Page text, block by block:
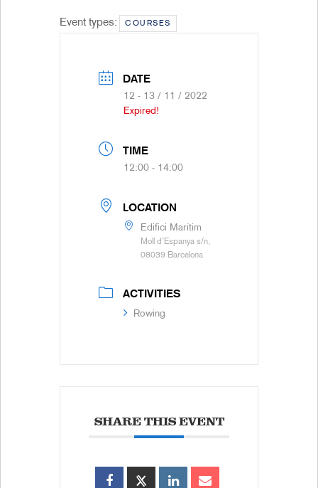
Event types: COURSES
DATE
12 - 13 / 11 / 2022
Expired!
TIME
12:00 - 14:00
LOCATION
Edifici Marítim
Moll d’Espanya s/n,
08039 Barcelona
ACTIVITIES
Rowing
SHARE THIS EVENT